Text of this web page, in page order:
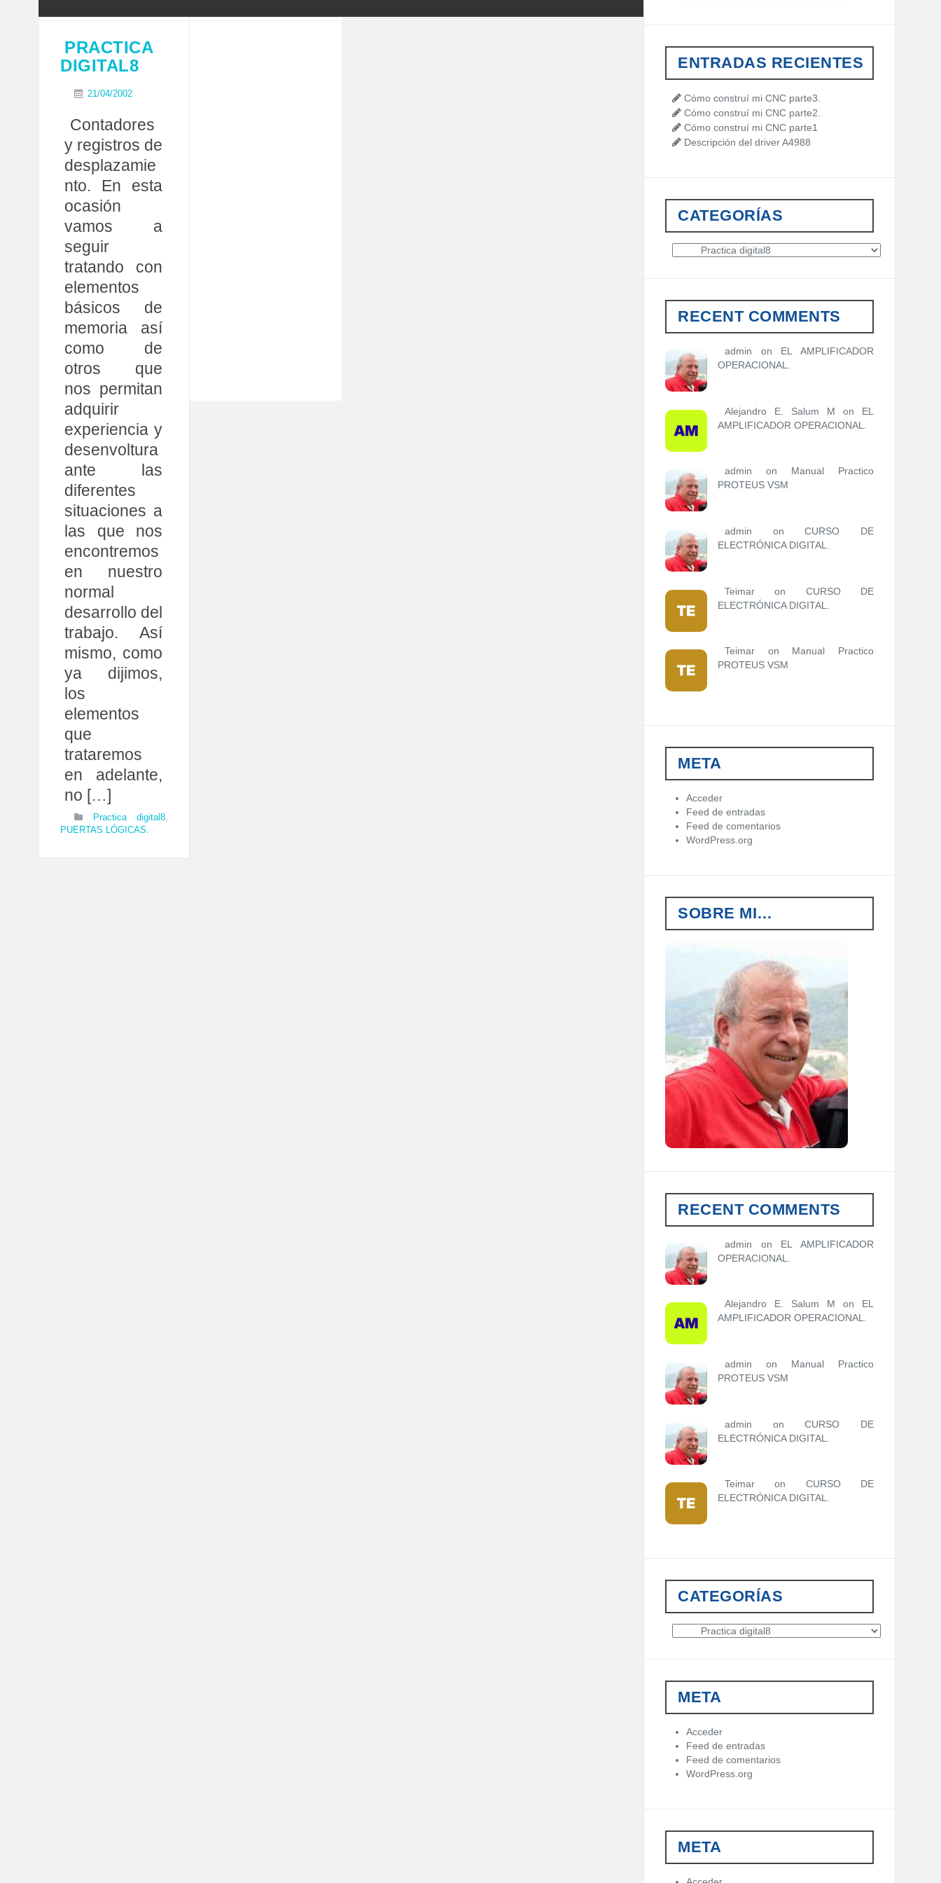
PRACTICA
DIGITAL8
21/04/2002
Contadores
y registros de
desplazamie
nto. En esta
ocasión
vamos a
seguir
tratando con
elementos
básicos de
memoria así
como de
otros que
nos permitan
adquirir
experiencia y
desenvoltura
ante las
diferentes
situaciones a
las que nos
encontremos
en nuestro
normal
desarrollo del
trabajo. Así
mismo, como
ya dijimos,
los
elementos
que
trataremos
en adelante,
no […]
Practica digital8,
PUERTAS LÓGICAS.
h
f
o
r
:
ENTRADAS RECIENTES
Cómo construí mi CNC parte3.
Cómo construí mi CNC parte2.
Cómo construí mi CNC parte1
Descripción del driver A4988
CATEGORÍAS
r
a
s
RECENT COMMENTS
admin on EL AMPLIFICADOR
OPERACIONAL.
Alejandro E. Salum M on EL
AMPLIFICADOR OPERACIONAL.
admin on Manual Practico
PROTEUS VSM
admin onCURSO DE
ELECTRÓNICA DIGITAL.
Teimar on CURSO DE
ELECTRÓNICA DIGITAL.
Teimar on Manual Practico
PROTEUS VSM
META
Acceder
Feed de entradas
Feed de comentarios
WordPress.org
SOBRE MI…
RECENT COMMENTS
admin on EL AMPLIFICADOR
OPERACIONAL.
Alejandro E. Salum M on EL
AMPLIFICADOR OPERACIONAL.
admin on Manual Practico
PROTEUS VSM
admin onCURSO DE
ELECTRÓNICA DIGITAL.
Teimar on CURSO DE
ELECTRÓNICA DIGITAL.
CATEGORÍAS
r
a
s
META
Acceder
Feed de entradas
Feed de comentarios
WordPress.org
META